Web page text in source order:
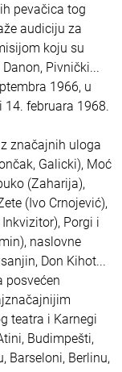
pevačica tog
audiciju za
koju su
Pivnički...
1966, u
14. februara 1968.
značajnih uloga
Galicki), Moć
(Zaharija),
(Ivo Crnojević),
Porgi i
naslovne
Don Kihot...
posvećen
teatra i Karnegi
Budimpešti,
Barseloni, Berlinu,